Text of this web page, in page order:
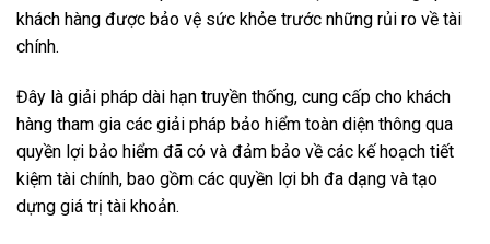
khách hàng được bảo vệ sức khỏe trước những rủi ro về tài
chính.
Đây là giải pháp dài hạn truyền thống, cung cấp cho khách
hàng tham gia các giải pháp bảo hiểm toàn diện thông qua
quyền lợi bảo hiểm đã có và đảm bảo về các kế hoạch tiết
kiệm tài chính, bao gồm các quyền lợi bh đa dạng và tạo
dựng giá trị tài khoản.